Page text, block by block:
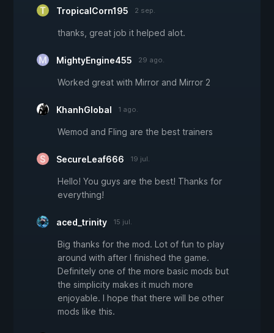
TropicalCorn195 2 sep.
thanks, great job it helped alot.
MightyEngine455 29 ago.
Worked great with Mirror and Mirror 2
KhanhGlobal 1 ago.
Wemod and Fling are the best trainers
SecureLeaf666 19 jul.
Hello! You guys are the best! Thanks for
everything!
aced_trinity 15 jul.
Big thanks for the mod. Lot of fun to play
around with after I finished the game.
Definitely one of the more basic mods but
the simplicity makes it much more
enjoyable. I hope that there will be other
mods like this.